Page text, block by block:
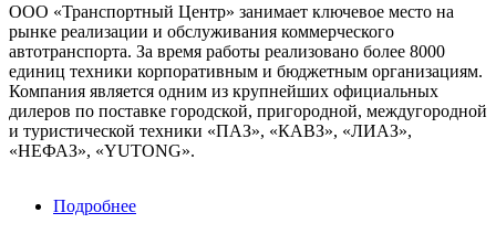
ООО «Транспортный Центр» занимает ключевое место на
рынке реализации и обслуживания коммерческого
автотранспорта. За время работы реализовано более 8000
единиц техники корпоративным и бюджетным организациям.
Компания является одним из крупнейших официальных
дилеров по поставке городской, пригородной, междугородной
и туристической техники «ПАЗ», «КАВЗ», «ЛИАЗ»,
«НЕФАЗ», «YUTONG».
Подробнее